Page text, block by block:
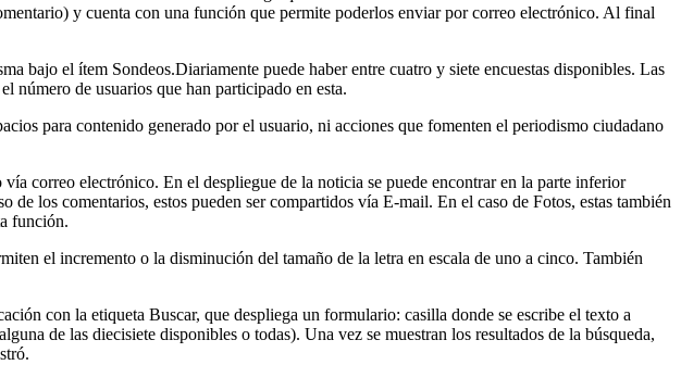
y cuenta con una función que permite poderlos enviar por correo electrónico. Al final
bajo el ítem Sondeos.Diariamente puede haber entre cuatro y siete encuestas disponibles. Las
número de usuarios que han participado en esta.
para contenido generado por el usuario, ni acciones que fomenten el periodismo ciudadano
correo electrónico. En el despliegue de la noticia se puede encontrar en la parte inferior
los comentarios, estos pueden ser compartidos vía E-mail. En el caso de Fotos, estas también
función.
el incremento o la disminución del tamaño de la letra en escala de uno a cinco. También
con la etiqueta Buscar, que despliega un formulario: casilla donde se escribe el texto a
de las diecisiete disponibles o todas). Una vez se muestran los resultados de la búsqueda,